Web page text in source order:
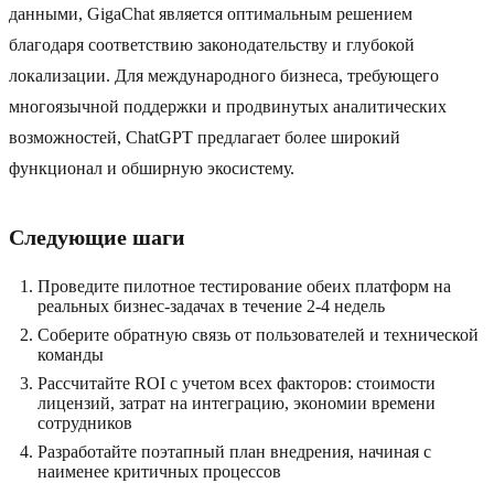
данными, GigaChat является оптимальным решением
благодаря соответствию законодательству и глубокой
локализации. Для международного бизнеса, требующего
многоязычной поддержки и продвинутых аналитических
возможностей, ChatGPT предлагает более широкий
функционал и обширную экосистему.
Следующие шаги
Проведите пилотное тестирование обеих платформ на
реальных бизнес-задачах в течение 2-4 недель
Соберите обратную связь от пользователей и технической
команды
Рассчитайте ROI с учетом всех факторов: стоимости
лицензий, затрат на интеграцию, экономии времени
сотрудников
Разработайте поэтапный план внедрения, начиная с
наименее критичных процессов